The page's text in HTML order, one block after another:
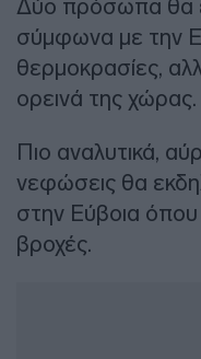
Δύο πρόσωπα θα
σύμφωνα με την
θερμοκρασίες,
ορεινά της χώρας.
Πιο αναλυτικά,
νεφώσεις θα
στην Εύβοια
βροχές.